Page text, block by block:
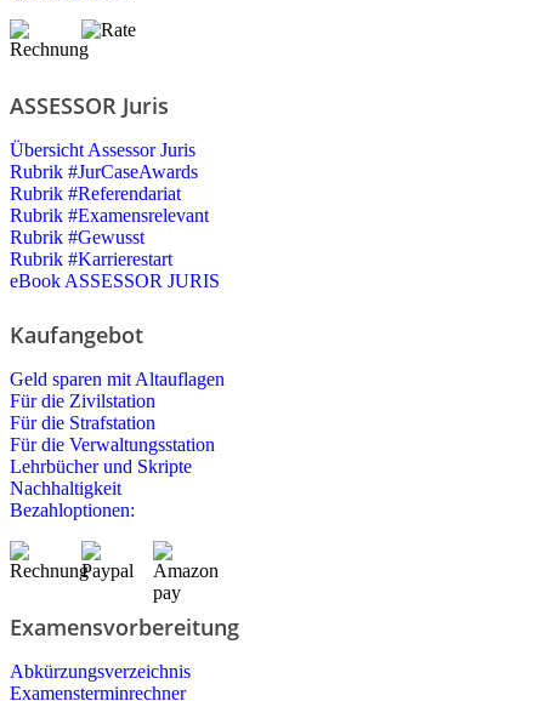
ASSESSOR Juris
Übersicht Assessor Juris
Rubrik #JurCaseAwards
Rubrik #Referendariat
Rubrik #Examensrelevant
Rubrik #Gewusst
Rubrik #Karrierestart
eBook ASSESSOR JURIS
Kaufangebot
Geld sparen mit Altauflagen
Für die Zivilstation
Für die Strafstation
Für die Verwaltungsstation
Lehrbücher und Skripte
Nachhaltigkeit
Bezahloptionen:
Examensvorbereitung
Abkürzungsverzeichnis
Examensterminrechner